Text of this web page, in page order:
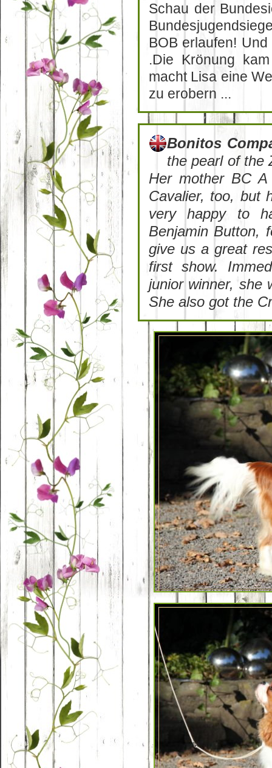
Schau der
BOB erlaufen!
.Die Krönung
macht Lisa eine
zu erobern ...
Bonitos
the pearl of the
Her mother BC
Cavalier, too, but
very happy to
Benjamin Button,
give us a great
first show.
junior winner, she
She also got the